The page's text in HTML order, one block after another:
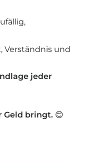
Verständnis und
jeder
Geld bringt. 😊